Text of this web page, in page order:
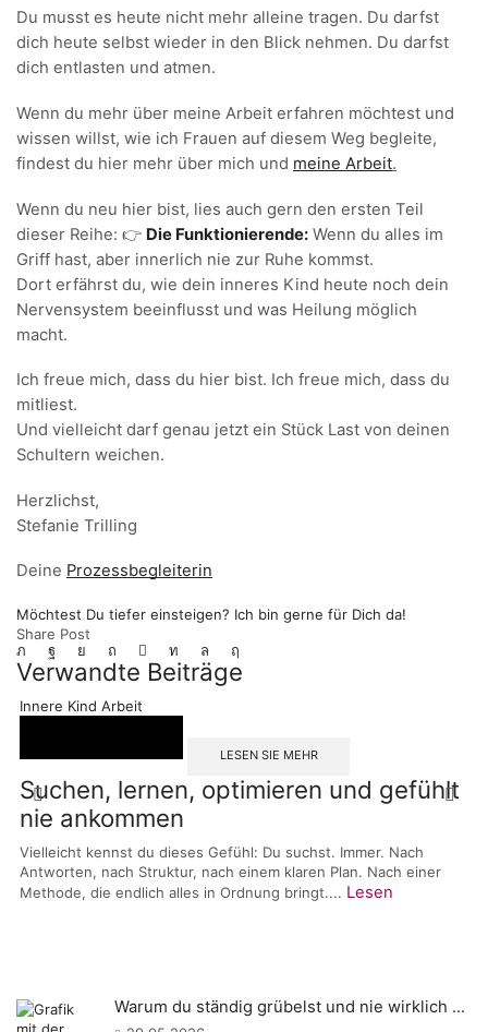
Du musst es heute nicht mehr alleine tragen. Du darfst
dich heute selbst wieder in den Blick nehmen. Du darfst
dich entlasten und atmen.
Wenn du mehr über meine Arbeit erfahren möchtest und
wissen willst, wie ich Frauen auf diesem Weg begleite,
findest du hier mehr über mich und meine Arbeit.
Wenn du neu hier bist, lies auch gern den ersten Teil
dieser Reihe: 👉 Die Funktionierende: Wenn du alles im
Griff hast, aber innerlich nie zur Ruhe kommst.
Dort erfährst du, wie dein inneres Kind heute noch dein
Nervensystem beeinflusst und was Heilung möglich
macht.
Ich freue mich, dass du hier bist. Ich freue mich, dass du
mitliest.
Und vielleicht darf genau jetzt ein Stück Last von deinen
Schultern weichen.
Herzlichst,
Stefanie Trilling
Deine Prozessbegleiterin
Möchtest Du tiefer einsteigen? Ich bin gerne für Dich da!
Share Post
Verwandte Beiträge
Innere Kind Arbeit
LESEN SIE MEHR
Suchen, lernen, optimieren und gefühlt
nie ankommen
Vielleicht kennst du dieses Gefühl: Du suchst. Immer. Nach
Antworten, nach Struktur, nach einem klaren Plan. Nach einer
Methode, die endlich alles in Ordnung bringt.... Lesen
Warum du ständig grübelst und nie wirklich ...